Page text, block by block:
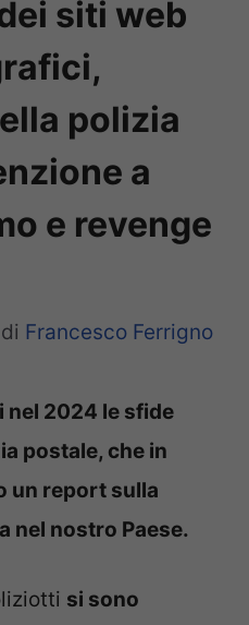
siti web
polizia
a
e revenge
di Francesco Ferrigno
nel 2024 le sfide
postale, che in
un report sulla
nel nostro Paese.
si sono